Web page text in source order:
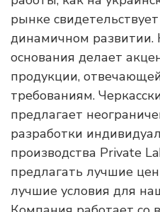
рынке
динамичном развитии.
основания делает
продукции,
требованиям.
предлагает
разработки
производства Private
предлагать лучшие
лучшие условия для